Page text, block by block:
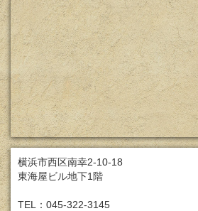
横浜市西区南幸2-10-18
東海屋ビル地下1階
TEL：045-322-3145